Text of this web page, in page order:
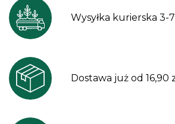
Wysyłka kurierska 3-
Dostawa już od 16,90